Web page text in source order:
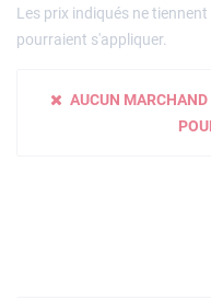
Les prix indiqués ne
pourraient s'appliquer.
AUCUN